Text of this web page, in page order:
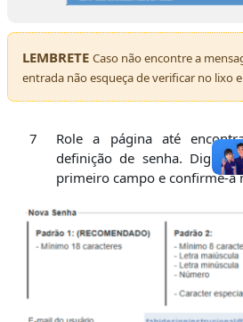
LEMBRETE Caso não encontre a
entrada não esqueça de verificar no lixo
7
Role a página até
definição de senha. Digite
primeiro campo e confirme-a